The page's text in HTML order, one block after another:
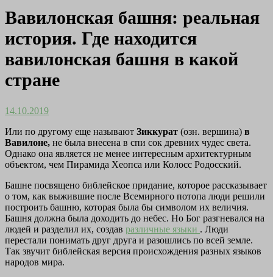
Вавилонская башня: реальная
история. Где находится
вавилонская башня в какой
стране
14.10.2019
Или по другому еще называют Зиккурат (озн. вершина) в
Вавилоне, не была внесена в спи сок древних чудес света.
Однако она является не менее интересным архитектурным
объектом, чем Пирамида Хеопса или Колосс Родосский.
Башне посвящено библейское придание, которое рассказывает
о том, как выжившие после Всемирного потопа люди решили
построить башню, которая была бы символом их величия.
Башня должна была доходить до небес. Но Бог разгневался на
людей и разделил их, создав различные языки . Люди
перестали понимать друг друга и разошлись по всей земле.
Так звучит библейская версия происхождения разных языков
народов мира.